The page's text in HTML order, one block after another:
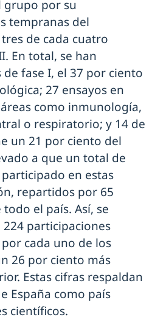
grupo por su
tempranas del
de cada cuatro
En total, se han
fase I, el 37 por ciento
27 ensayos en
como inmunología,
o respiratorio; y 14 de
un 21 por ciento del
a que un total de
en estas
repartidos por 65
el país. Así, se
participaciones
cada uno de los
26 por ciento más
Estas cifras respaldan
España como país
científicos.